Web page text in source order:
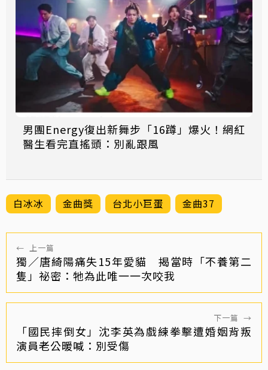
男團Energy復出新舞步「16蹲」爆火！網紅
醫生看完直搖頭：別亂跟風
白冰冰 金曲獎 台北小巨蛋 金曲37
← 上一篇
獨／唐綺陽痛失15年愛貓 揭當時「不養第二
隻」祕密：牠為此唯一一次咬我
下一篇 →
「國民摔倒女」沈李英為戲練拳擊遭婚姻背叛
演員老公暖喊：別受傷